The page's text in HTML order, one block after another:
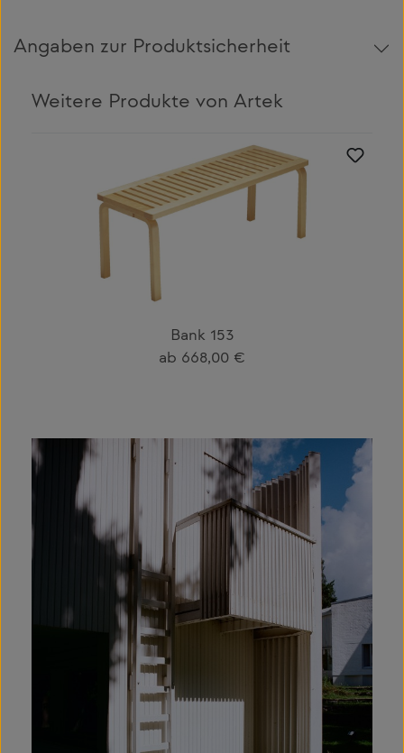
Angaben zur Produktsicherheit
Weitere Produkte von Artek
Bank 153
Regulärer Preis:
ab 668,00 €